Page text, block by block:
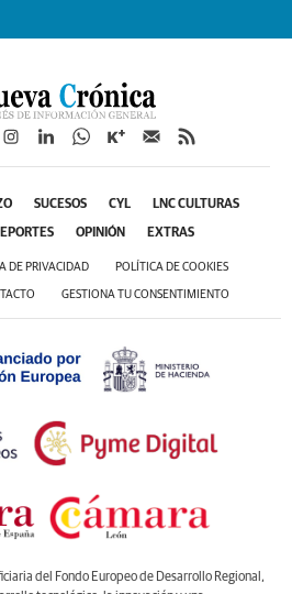
SUCESOS CYL LNC CULTURAS
OPINIÓN EXTRAS
DE PRIVACIDAD POLÍTICA DE COOKIES
GESTIONA TU CONSENTIMIENTO
del Fondo Europeo de Desarrollo Regional,